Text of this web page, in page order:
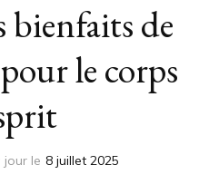
bienfaits de
le corps
jour le 8 juillet 2025